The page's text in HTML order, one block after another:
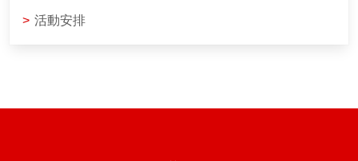
> 活動安排